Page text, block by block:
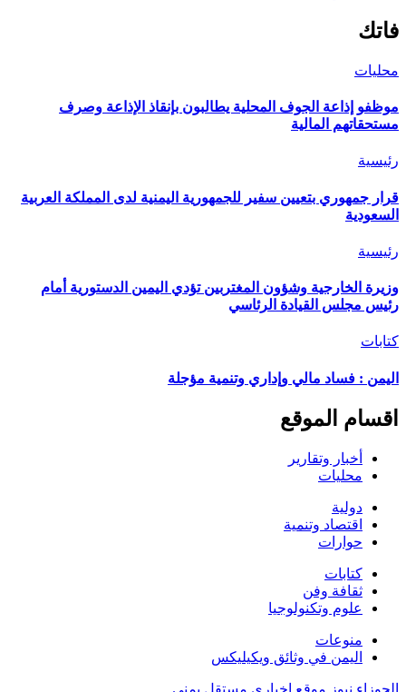
فاتك
محليات
موظفو إذاعة الجوف المحلية يطالبون بإنقاذ الإذاعة وصرف
مستحقاتهم المالية
رئيسية
قرار جمهوري بتعيين سفير للجمهورية اليمنية لدى المملكة العربية
السعودية
رئيسية
وزيرة الخارجية وشؤون المغتربين تؤدي اليمين الدستورية أمام
رئيس مجلس القيادة الرئاسي
كتابات
اليمن : فساد مالي وإداري وتنمية مؤجلة
اقسام الموقع
أخبار وتقارير
محليات
دولية
اقتصاد وتنمية
حوارات
كتابات
ثقافة وفن
علوم وتكنولوجيا
منوعات
اليمن في وثائق ويكيليكس
الجوزاء نيوز موقع اخباري مستقل يمني